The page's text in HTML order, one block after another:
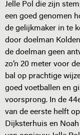
Jelle Pol die zijn
een goed genomen
de gelijkmaker in te
door doelman
de doelman geen
zo’n 20 meter voor
bal op prachtige
goed voetballen en
voorsprong. In de
van de eerste helft
Dijksterhuis en